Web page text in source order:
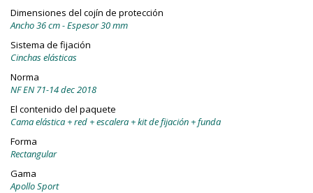
Dimensiones del cojín de protección
Ancho 36 cm - Espesor 30 mm
Sistema de fijación
Cinchas elásticas
Norma
NF EN 71-14 dec 2018
El contenido del paquete
Cama elástica + red + escalera + kit de fijación + funda
Forma
Rectangular
Gama
Apollo Sport